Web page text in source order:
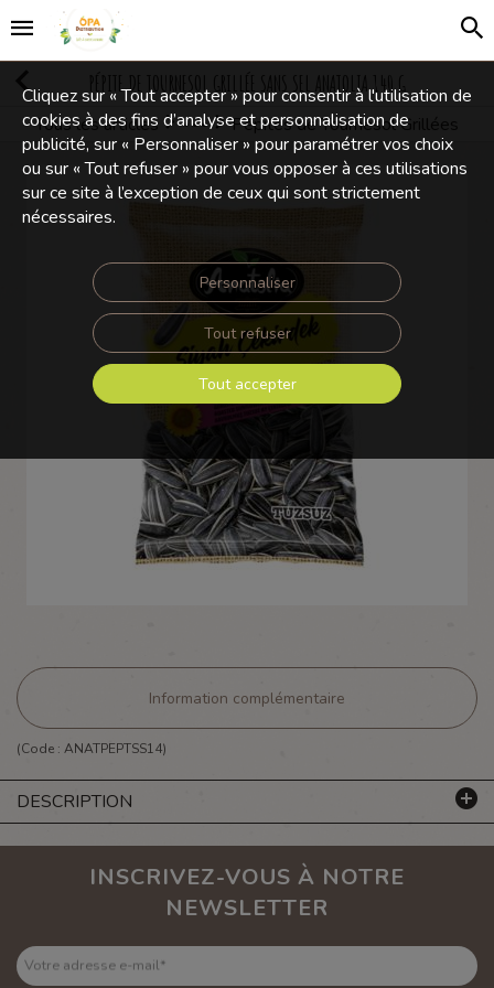
PÉPITE DE TOURNESOL GRILLÉE SANS SEL ANATOLIA 140 G
Tous les articles
Mélanges Apéritifs
Pépites de Tournesol Grillées
Information complémentaire
(Code : ANATPEPTSS14)
DESCRIPTION
Cliquez sur « Tout accepter » pour consentir à l'utilisation de
cookies à des fins d’analyse et personnalisation de
publicité, sur « Personnaliser » pour paramétrer vos choix
ou sur « Tout refuser » pour vous opposer à ces utilisations
sur ce site à l’exception de ceux qui sont strictement
nécessaires.
Personnaliser
Tout refuser
Tout accepter
INSCRIVEZ-VOUS À NOTRE
NEWSLETTER
Votre adresse e-mail*